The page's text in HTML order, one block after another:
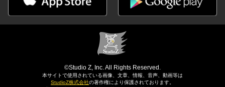
©Studio Z, Inc. All Rights Reserved.
本サイトで使用されている画像、文章、情報、音声、動画等は
StudioZ株式会社の著作権により保護されております。